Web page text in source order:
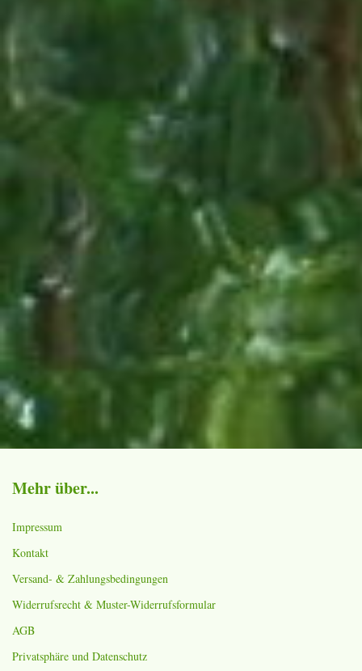
Mehr über...
Impressum
Kontakt
Versand- & Zahlungsbedingungen
Widerrufsrecht & Muster-Widerrufsformular
AGB
Privatsphäre und Datenschutz